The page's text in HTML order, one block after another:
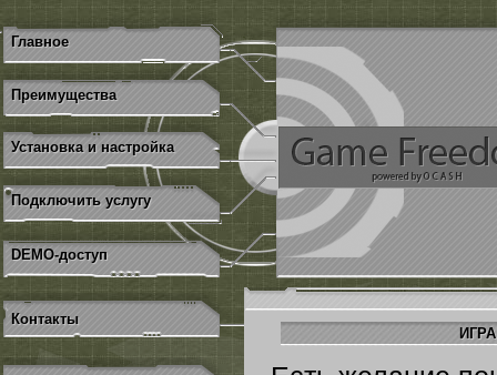
Главное
Преимущества
Установка и настройка
Подключить услугу
DEMO-доступ
Контакты